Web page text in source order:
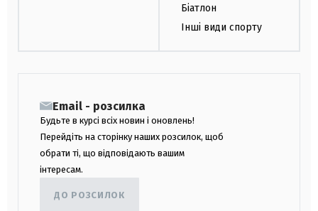
Біатлон
Інші види спорту
Email - розсилка
Будьте в курсі всіх новин і оновлень!
Перейдіть на сторінку наших розсилок, щоб
обрати ті, що відповідають вашим
інтересам.
ДО РОЗСИЛОК